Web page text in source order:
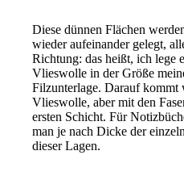
Diese dünnen Flächen
wieder aufeinander gelegt,
Richtung: das heißt, ich lege
Vlieswolle in der Größe
Filzunterlage. Darauf kommt
Vlieswolle, aber mit den
ersten Schicht. Für
man je nach Dicke der
dieser Lagen.